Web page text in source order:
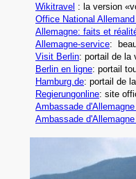
Wikitravel : la version
Office National
Allemagne: faits et
Allemagne-service:
Visit Berlin: portail de la
Berlin en ligne: portail
Hamburg.de: portail de
Regierungonline: site
Ambassade
Ambassade